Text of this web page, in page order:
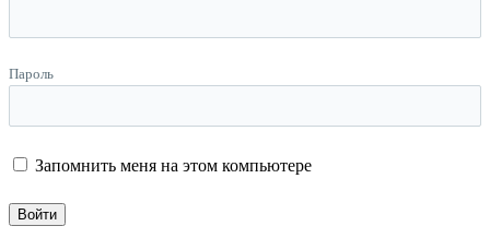
Пароль
Запомнить меня на этом компьютере